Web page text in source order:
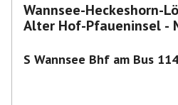
Wannsee-Heckeshorn-
Alter Hof-Pfaueninsel -
S Wannsee Bhf am Bus 114